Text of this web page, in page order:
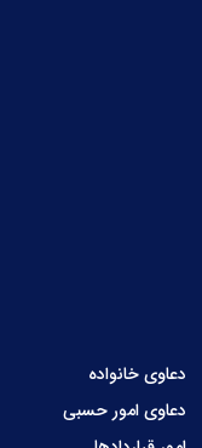
دعاوی خانواده
دعاوی امور حسبی